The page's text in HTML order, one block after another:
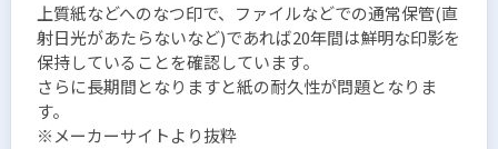
上質紙などへのなつ印で、ファイルなどでの通常保管(直
射日光があたらないなど)であれば20年間は鮮明な印影を
保持していることを確認しています。
さらに長期間となりますと紙の耐久性が問題となりま
す。
※メーカーサイトより抜粋